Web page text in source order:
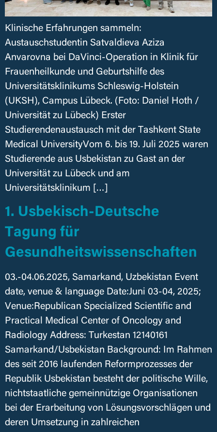
Klinische Erfahrungen sammeln:
Austauschstudentin Satvaldieva Aziza
Anvarovna bei DaVinci-Operation in Klinik für
Frauenheilkunde und Geburtshilfe des
Universitätsklinikums Schleswig-Holstein
(UKSH), Campus Lübeck. (Foto: Daniel Hoth /
Universität zu Lübeck) Erster
Studierendenaustausch mit der Tashkent State
Medical UniversityVom 6. bis 19. Juli 2025 waren
Studierende aus Usbekistan zu Gast an der
Universität zu Lübeck und am
Universitätsklinikum […]
1. Usbekisch-Deutsche
Tagung für
Gesundheitswissenschaften
03.-04.06.2025, Samarkand, Uzbekistan Event
date, venue & language Date:Juni 03-04, 2025;
Venue:Republican Specialized Scientific and
Practical Medical Center of Oncology and
Radiology Address: Turkestan 12140161
Samarkand/Usbekistan Background: Im Rahmen
des seit 2016 laufenden Reformprozesses der
Republik Usbekistan besteht der politische Wille,
nichtstaatliche gemeinnützige Organisationen
bei der Erarbeitung von Lösungsvorschlägen und
deren Umsetzung in zahlreichen